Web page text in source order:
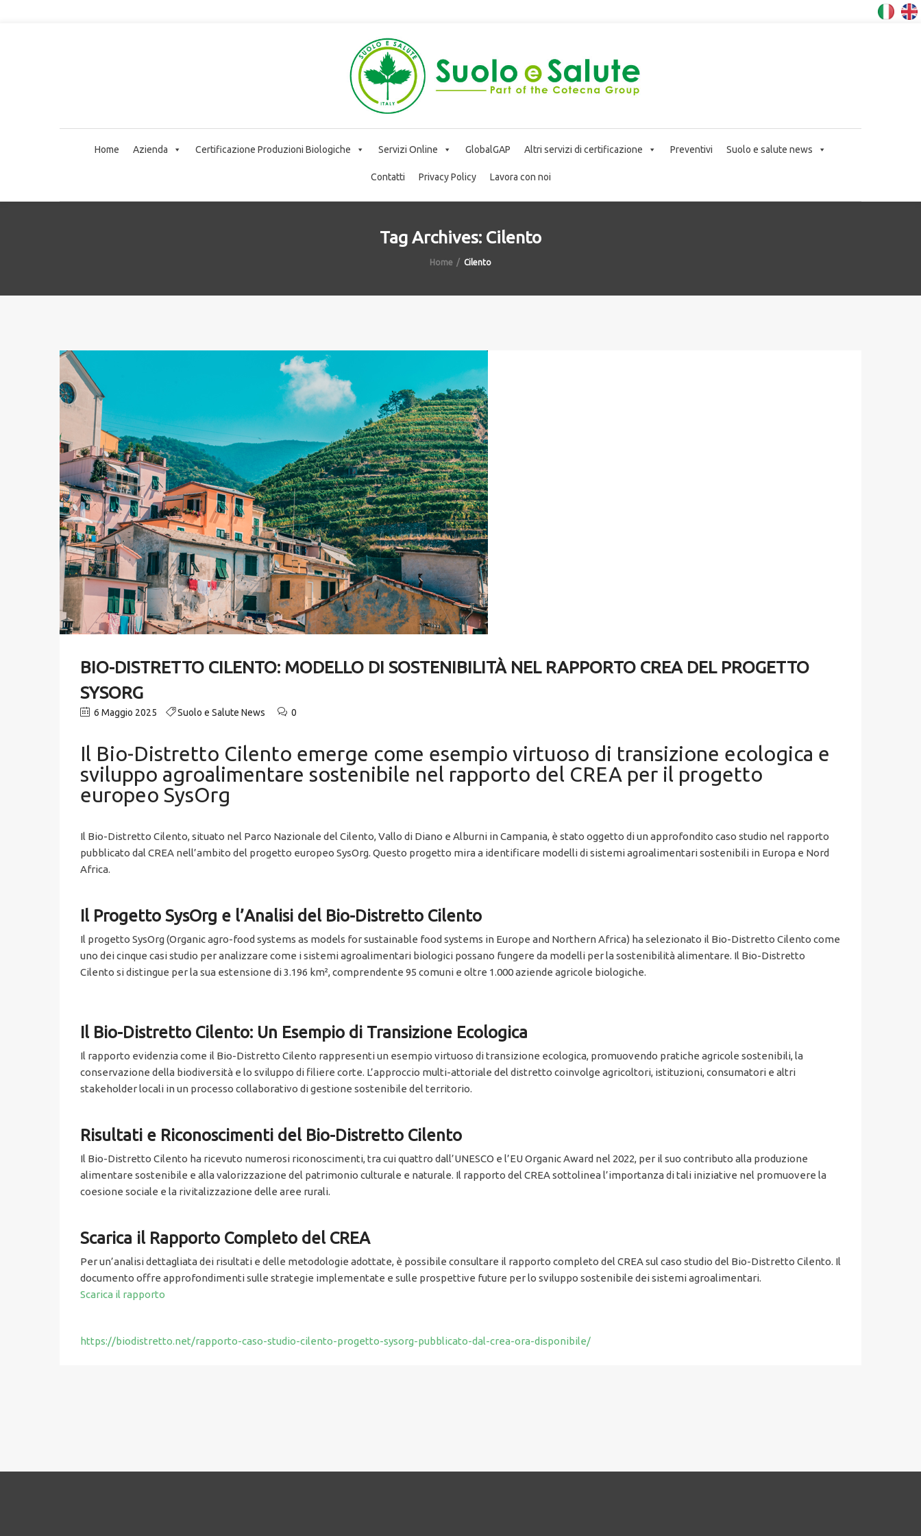
Home Azienda Certificazione Produzioni Biologiche Servizi Online GlobalGAP Altri servizi di certificazione Preventivi Suolo e salute news
Contatti Privacy Policy Lavora con noi
Tag Archives: Cilento
Home Cilento
BIO-DISTRETTO CILENTO: MODELLO DI SOSTENIBILITÀ NEL RAPPORTO CREA DEL PROGETTO
SYSORG
6 Maggio 2025 Suolo e Salute News 0
Il Bio-Distretto Cilento emerge come esempio virtuoso di transizione ecologica e
sviluppo agroalimentare sostenibile nel rapporto del CREA per il progetto
europeo SysOrg
Il Bio-Distretto Cilento, situato nel Parco Nazionale del Cilento, Vallo di Diano e Alburni in Campania, è stato oggetto di un approfondito caso studio nel rapporto
pubblicato dal CREA nell’ambito del progetto europeo SysOrg. Questo progetto mira a identificare modelli di sistemi agroalimentari sostenibili in Europa e Nord
Africa.
Il Progetto SysOrg e l’Analisi del Bio-Distretto Cilento
Il progetto SysOrg (Organic agro-food systems as models for sustainable food systems in Europe and Northern Africa) ha selezionato il Bio-Distretto Cilento come
uno dei cinque casi studio per analizzare come i sistemi agroalimentari biologici possano fungere da modelli per la sostenibilità alimentare. Il Bio-Distretto
Cilento si distingue per la sua estensione di 3.196 km², comprendente 95 comuni e oltre 1.000 aziende agricole biologiche.
Il Bio-Distretto Cilento: Un Esempio di Transizione Ecologica
Il rapporto evidenzia come il Bio-Distretto Cilento rappresenti un esempio virtuoso di transizione ecologica, promuovendo pratiche agricole sostenibili, la
conservazione della biodiversità e lo sviluppo di filiere corte. L’approccio multi-attoriale del distretto coinvolge agricoltori, istituzioni, consumatori e altri
stakeholder locali in un processo collaborativo di gestione sostenibile del territorio.
Risultati e Riconoscimenti del Bio-Distretto Cilento
Il Bio-Distretto Cilento ha ricevuto numerosi riconoscimenti, tra cui quattro dall’UNESCO e l’EU Organic Award nel 2022, per il suo contributo alla produzione
alimentare sostenibile e alla valorizzazione del patrimonio culturale e naturale. Il rapporto del CREA sottolinea l’importanza di tali iniziative nel promuovere la
coesione sociale e la rivitalizzazione delle aree rurali.
Scarica il Rapporto Completo del CREA
Per un’analisi dettagliata dei risultati e delle metodologie adottate, è possibile consultare il rapporto completo del CREA sul caso studio del Bio-Distretto Cilento. Il
documento offre approfondimenti sulle strategie implementate e sulle prospettive future per lo sviluppo sostenibile dei sistemi agroalimentari.
Scarica il rapporto
https://biodistretto.net/rapporto-caso-studio-cilento-progetto-sysorg-pubblicato-dal-crea-ora-disponibile/